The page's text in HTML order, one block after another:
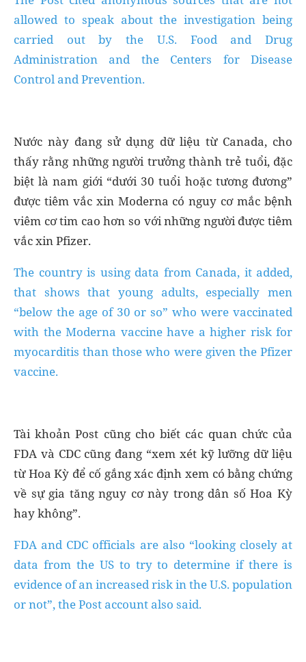
allowed to speak about the investigation being
carried out by the U.S. Food and Drug
Administration and the Centers for Disease
Control and Prevention.
Nước này đang sử dụng dữ liệu từ Canada, cho
thấy rằng những người trưởng thành trẻ tuổi, đặc
biệt là nam giới “dưới 30 tuổi hoặc tương đương”
được tiêm vắc xin Moderna có nguy cơ mắc bệnh
viêm cơ tim cao hơn so với những người được tiêm
vắc xin Pfizer.
The country is using data from Canada, it added,
that shows that young adults, especially men
“below the age of 30 or so” who were vaccinated
with the Moderna vaccine have a higher risk for
myocarditis than those who were given the Pfizer
vaccine.
Tài khoản Post cũng cho biết các quan chức của
FDA và CDC cũng đang “xem xét kỹ lưỡng dữ liệu
từ Hoa Kỳ để cố gắng xác định xem có bằng chứng
về sự gia tăng nguy cơ này trong dân số Hoa Kỳ
hay không”.
FDA and CDC officials are also “looking closely at
data from the US to try to determine if there is
evidence of an increased risk in the U.S. population
or not”, the Post account also said.